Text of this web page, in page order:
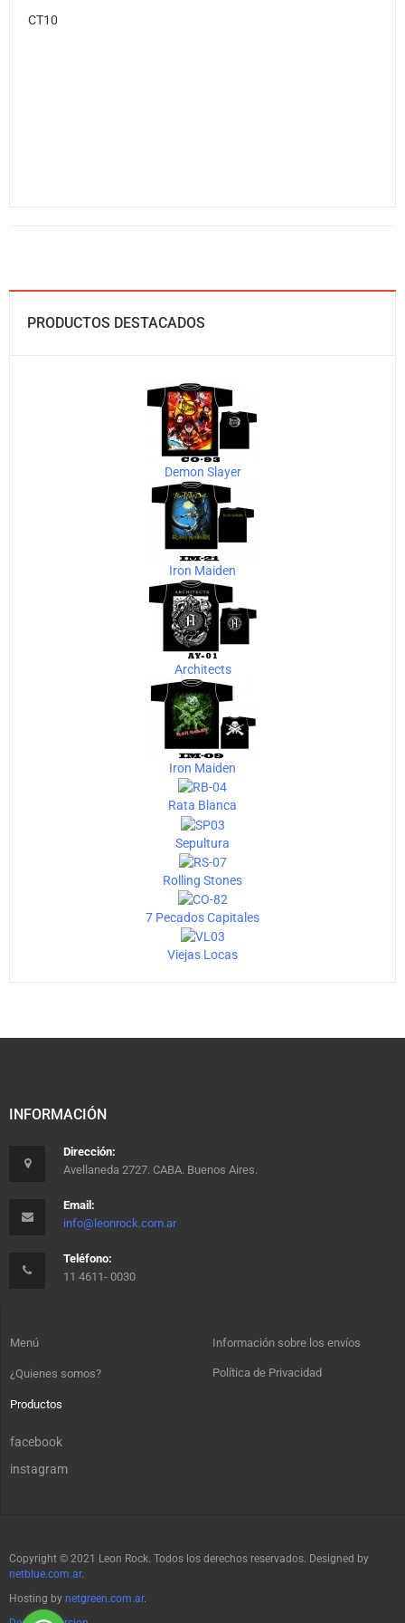
CT10
PRODUCTOS DESTACADOS
Demon Slayer
Iron Maiden
Architects
Iron Maiden
Rata Blanca
Sepultura
Rolling Stones
7 Pecados Capitales
Viejas Locas
INFORMACIÓN
Dirección:
Avellaneda 2727. CABA. Buenos Aires.
Email:
info@leonrock.com.ar
Teléfono:
11 4611- 0030
Menú
¿Quienes somos?
Productos
Información sobre los envíos
Política de Privacidad
facebook
instagram
Copyright © 2021 Leon Rock. Todos los derechos reservados. Designed by
netblue.com.ar.
Hosting by netgreen.com.ar.